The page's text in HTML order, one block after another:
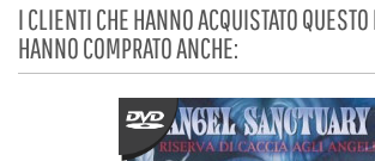
I CLIENTI CHE HANNO ACQUISTATO QUESTO
HANNO COMPRATO ANCHE: